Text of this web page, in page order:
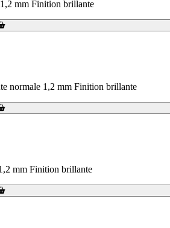
mm Finition brillante
normale 1,2 mm Finition brillante
mm Finition brillante